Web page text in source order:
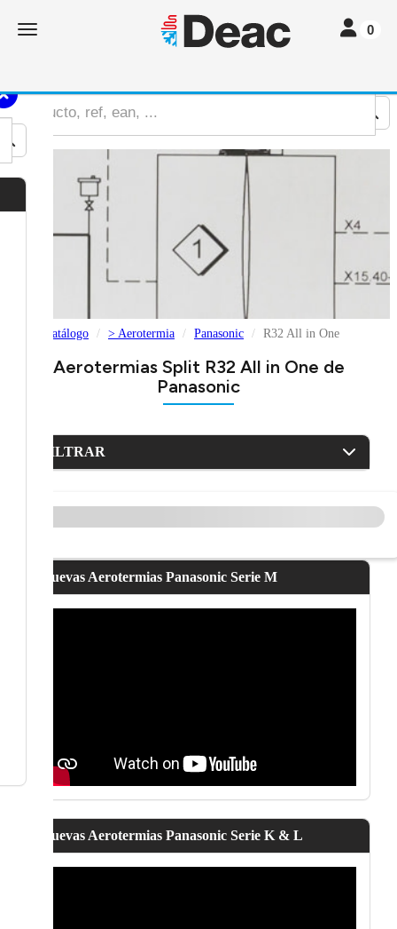
Toggle navigation Toggle
0
Catálogo > Aerotermia Panasonic R32 All in One
Aerotermias Split R32 All in One de
Panasonic
FILTRAR
Nuevas Aerotermias Panasonic Serie M
Nuevas Aerotermias Panasonic Serie K & L